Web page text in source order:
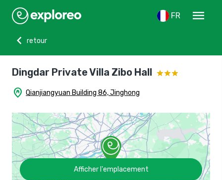
FR
menu
chevron_left
retour
Dingdar Private Villa Zibo Hall
home_pin Qianjiangyuan Building 86, Jinghong
Afficher l'emplacement